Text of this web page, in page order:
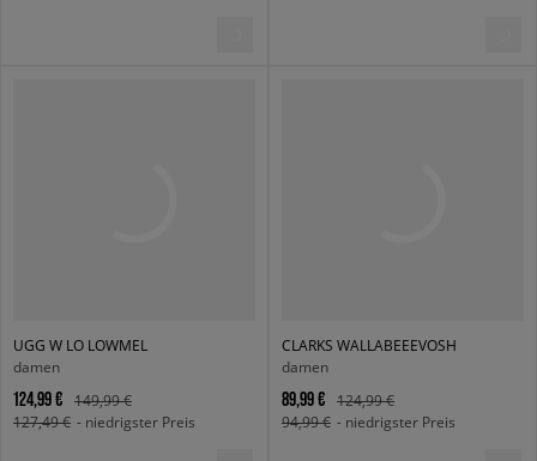
UGG W LO LOWMEL
damen
124,99 €
149,99 €
127,49 € - niedrigster Preis
CLARKS WALLABEEEVOSH
damen
89,99 €
124,99 €
94,99 € - niedrigster Preis